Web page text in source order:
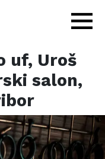
uf, Uroš
salon,